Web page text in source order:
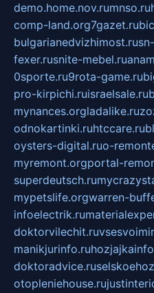
demo.home.nov.rumnso.ru
comp-land.org7gazet.ru
bulgarianedvizhimost.ru
fexer.rusnite-mebel.ru
0sporte.ru9rota-game.ru
pro-kirpichi.ruisraelsale.ru
mynances.orgladalike.ru
odnokartinki.ruhtccare.ru
oysters-digital.ruo-
myremont.orgportal-
superdeutsch.ru
mypetslife.orgwarren-
infoelectrik.ru
doktorvilechit.ru
manikjurinfo.ru
doktoradvice.ru
otopleniehouse.ru